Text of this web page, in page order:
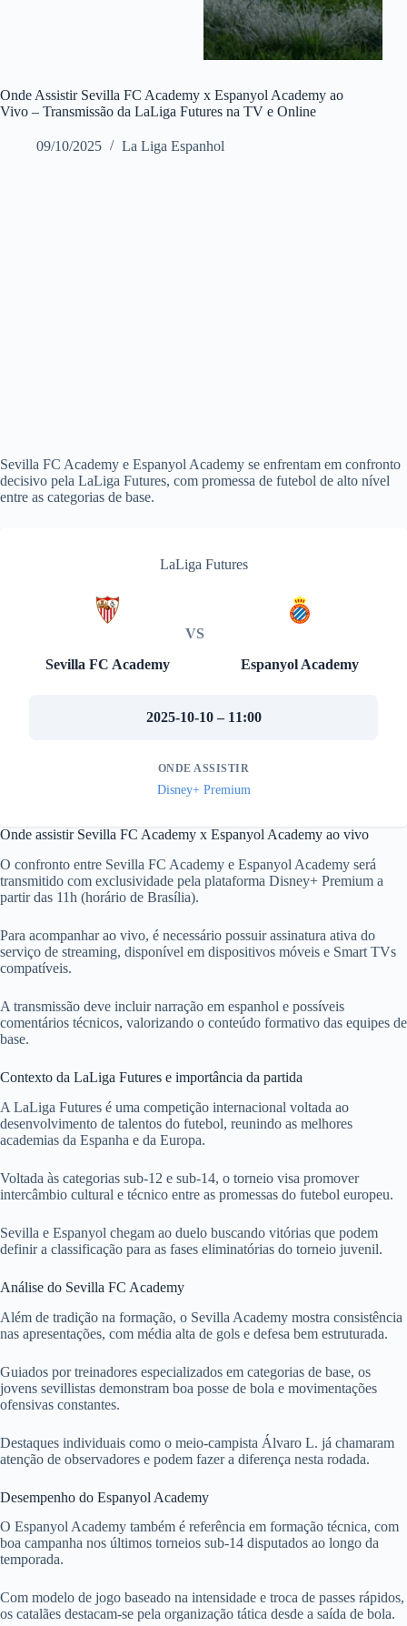
Onde Assistir Sevilla FC Academy x Espanyol Academy ao
Vivo – Transmissão da LaLiga Futures na TV e Online
09/10/2025 La Liga Espanhol
Sevilla FC Academy e Espanyol Academy se enfrentam em confronto
decisivo pela LaLiga Futures, com promessa de futebol de alto nível
entre as categorias de base.
LaLiga Futures
Sevilla FC Academy
VS
Espanyol Academy
2025-10-10 – 11:00
ONDE ASSISTIR
Disney+ Premium
Onde assistir Sevilla FC Academy x Espanyol Academy ao vivo
O confronto entre Sevilla FC Academy e Espanyol Academy será
transmitido com exclusividade pela plataforma Disney+ Premium a
partir das 11h (horário de Brasília).
Para acompanhar ao vivo, é necessário possuir assinatura ativa do
serviço de streaming, disponível em dispositivos móveis e Smart TVs
compatíveis.
A transmissão deve incluir narração em espanhol e possíveis
comentários técnicos, valorizando o conteúdo formativo das equipes de
base.
Contexto da LaLiga Futures e importância da partida
A LaLiga Futures é uma competição internacional voltada ao
desenvolvimento de talentos do futebol, reunindo as melhores
academias da Espanha e da Europa.
Voltada às categorias sub-12 e sub-14, o torneio visa promover
intercâmbio cultural e técnico entre as promessas do futebol europeu.
Sevilla e Espanyol chegam ao duelo buscando vitórias que podem
definir a classificação para as fases eliminatórias do torneio juvenil.
Análise do Sevilla FC Academy
Além de tradição na formação, o Sevilla Academy mostra consistência
nas apresentações, com média alta de gols e defesa bem estruturada.
Guiados por treinadores especializados em categorias de base, os
jovens sevillistas demonstram boa posse de bola e movimentações
ofensivas constantes.
Destaques individuais como o meio-campista Álvaro L. já chamaram
atenção de observadores e podem fazer a diferença nesta rodada.
Desempenho do Espanyol Academy
O Espanyol Academy também é referência em formação técnica, com
boa campanha nos últimos torneios sub-14 disputados ao longo da
temporada.
Com modelo de jogo baseado na intensidade e troca de passes rápidos,
os catalães destacam-se pela organização tática desde a saída de bola.